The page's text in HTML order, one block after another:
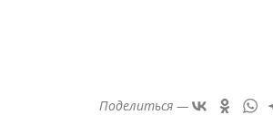
Поделиться —